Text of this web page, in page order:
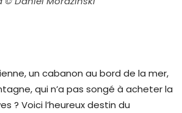
un cabanon au bord de la mer,
qui n’a pas songé à acheter la
? Voici l’heureux destin du